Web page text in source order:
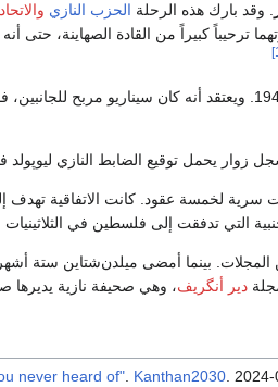
. وقد بارك هذه الرحلة الحزب النازي
ترحيباً كبيراً من القادة الصهاينة، حتى
زوار يحمل توقيع الضابط النازي ليوپولد
سرية لخمسة عقود. كانت الاتفاقية تهدف
بينما أمضى ميلدن‌شتاين ستة
دير أنگريف، وهي صحيفة نازية يديرها
Kanthan2030 .